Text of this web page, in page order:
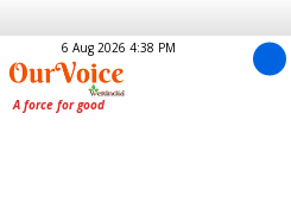
6 Aug 2026 4:38 PM